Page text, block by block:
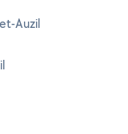
Auzil